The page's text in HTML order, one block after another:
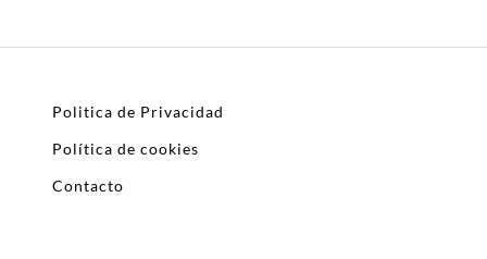
Politica de Privacidad
Política de cookies
Contacto